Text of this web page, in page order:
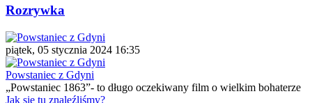
Rozrywka
piątek, 05 stycznia 2024 16:35
Powstaniec z Gdyni
„Powstaniec 1863”- to długo oczekiwany film o wielkim bohaterze
Jak się tu znaleźliśmy?